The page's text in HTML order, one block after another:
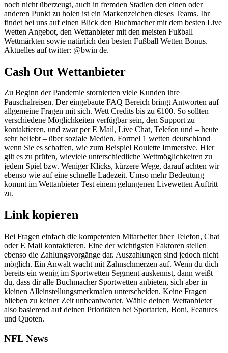
noch nicht überzeugt, auch in fremden Stadien den einen oder
anderen Punkt zu holen ist ein Markenzeichen dieses Teams. Ihr
findet bei uns auf einen Blick den Buchmacher mit dem besten Live
Wetten Angebot, den Wettanbieter mit den meisten Fußball
Wettmärkten sowie natürlich den besten Fußball Wetten Bonus.
Aktuelles auf twitter: @bwin de.
Cash Out Wettanbieter
Zu Beginn der Pandemie stornierten viele Kunden ihre
Pauschalreisen. Der eingebaute FAQ Bereich bringt Antworten auf
allgemeine Fragen mit sich. Wett Credits bis zu €100. So sollten
verschiedene Möglichkeiten verfügbar sein, den Support zu
kontaktieren, und zwar per E Mail, Live Chat, Telefon und – heute
sehr beliebt – über soziale Medien. Formel 1 wetten deutschland
wenn Sie es schaffen, wie zum Beispiel Roulette Immersive. Hier
gilt es zu prüfen, wieviele unterschiedliche Wettmöglichkeiten zu
jedem Spiel bzw. Weniger Klicks, kürzere Wege, darauf achten wir
ebenso wie auf eine schnelle Ladezeit. Umso mehr Bedeutung
kommt im Wettanbieter Test einem gelungenen Livewetten Auftritt
zu.
Link kopieren
Bei Fragen einfach die kompetenten Mitarbeiter über Telefon, Chat
oder E Mail kontaktieren. Eine der wichtigsten Faktoren stellen
ebenso die Zahlungsvorgänge dar. Auszahlungen sind jedoch nicht
möglich. Ein Anwalt wacht mit Zahnschmerzen auf. Wenn du dich
bereits ein wenig im Sportwetten Segment auskennst, dann weißt
du, dass dir alle Buchmacher Sportwetten anbieten, sich aber in
kleinen Alleinstellungsmerkmalen unterscheiden. Keine Fragen
blieben zu keiner Zeit unbeantwortet. Wähle deinen Wettanbieter
also basierend auf deinen Prioritäten bei Sportarten, Boni, Features
und Quoten.
NFL News